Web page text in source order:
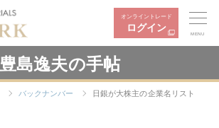
オンライントレード
ログイン
MENU
豊島逸夫の手帖
バックナンバー 日銀が大株主の企業名リスト